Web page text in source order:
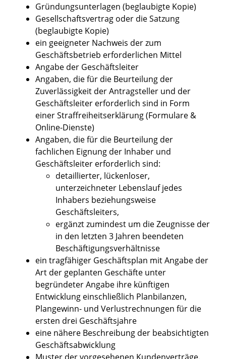
Gründungsunterlagen (beglaubigte Kopie)
Gesellschaftsvertrag oder die Satzung
(beglaubigte Kopie)
ein geeigneter Nachweis der zum
Geschäftsbetrieb erforderlichen Mittel
Angabe der Geschäftsleiter
Angaben, die für die Beurteilung der
Zuverlässigkeit der Antragsteller und der
Geschäftsleiter erforderlich sind in Form
einer Straffreiheitserklärung (Formulare &
Online-Dienste)
Angaben, die für die Beurteilung der
fachlichen Eignung der Inhaber und
Geschäftsleiter erforderlich sind:
detaillierter, lückenloser,
unterzeichneter Lebenslauf jedes
Inhabers beziehungsweise
Geschäftsleiters,
ergänzt zumindest um die Zeugnisse der
in den letzten 3 Jahren beendeten
Beschäftigungsverhältnisse
ein tragfähiger Geschäftsplan mit Angabe der
Art der geplanten Geschäfte unter
begründeter Angabe ihre künftigen
Entwicklung einschließlich Planbilanzen,
Plangewinn- und Verlustrechnungen für die
ersten drei Geschäftsjahre
eine nähere Beschreibung der beabsichtigten
Geschäftsabwicklung